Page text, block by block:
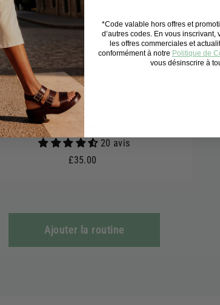
Bougie parfumée cire végétale - Parfum
Coton Poudré 275g
20 avis
£35.00
Ajouter la routine
*Code valable hors offres et
d’autres codes. En vous inscrivant,
les offres commerciales et
conformément à notre Politique de
vous désinscrire à